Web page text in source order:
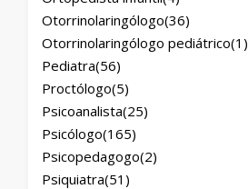
Otorrinolaringólogo(36)
Otorrinolaringólogo pediátrico(1)
Pediatra(56)
Proctólogo(5)
Psicoanalista(25)
Psicólogo(165)
Psicopedagogo(2)
Psiquiatra(51)